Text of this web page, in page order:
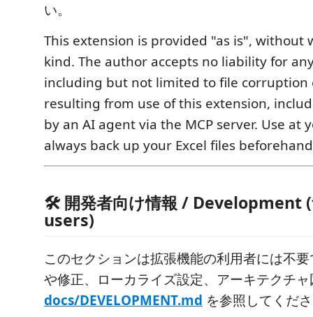
い。
This extension is provided "as is", without
kind. The author accepts no liability for
including but not limited to file
resulting from use of this extension,
by an AI agent via the MCP server. Use at
always back up your Excel files
🛠 開発者向け情報 / Development
users)
このセクションは拡張機能の利用者には不
や修正、ローカライズ設定、アーキテクチ
docs/DEVELOPMENT.md を参照してくだ